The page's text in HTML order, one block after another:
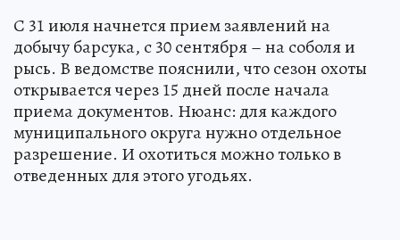
С 31 июля начнется прием заявлений на
добычу барсука, с 30 сентября – на соболя и
рысь. В ведомстве пояснили, что сезон охоты
открывается через 15 дней после начала
приема документов. Нюанс: для каждого
муниципального округа нужно отдельное
разрешение. И охотиться можно только в
отведенных для этого угодьях.